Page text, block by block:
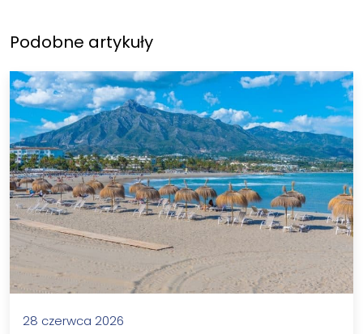
Podobne artykuły
28 czerwca 2026